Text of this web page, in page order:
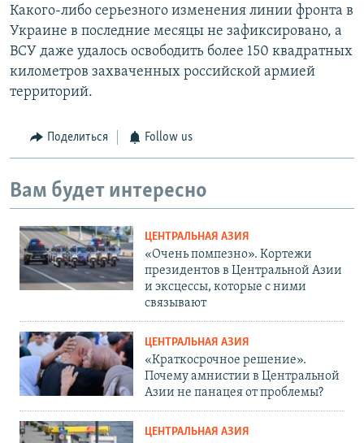
Какого-либо серьезного изменения линии фронта в
Украине в последние месяцы не зафиксировано, а
ВСУ даже удалось освободить более 150 квадратных
километров захваченных российской армией
территорий.
Поделиться Follow us
Вам будет интересно
ЦЕНТРАЛЬНАЯ АЗИЯ
«Очень помпезно». Кортежи
президентов в Центральной Азии
и эксцессы, которые с ними
связывают
ЦЕНТРАЛЬНАЯ АЗИЯ
«Краткосрочное решение».
Почему амнистии в Центральной
Азии не панацея от проблемы?
ЦЕНТРАЛЬНАЯ АЗИЯ